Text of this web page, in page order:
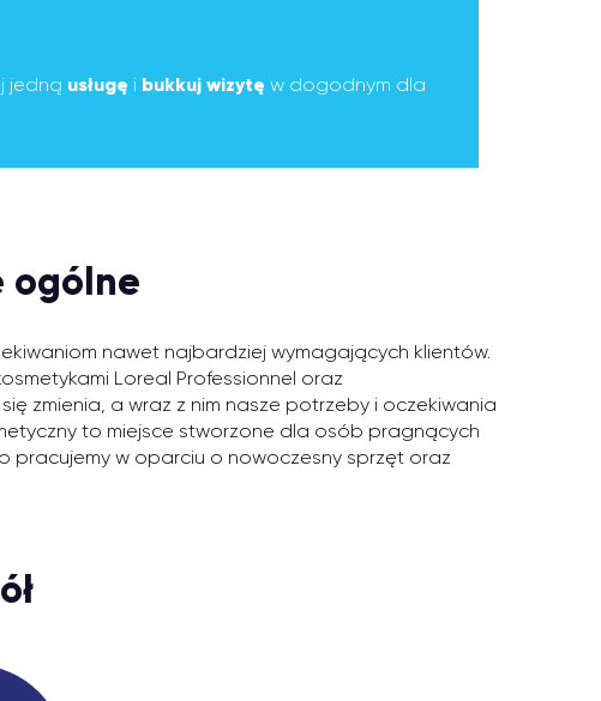
jedną usługę i bukkuj wizytę w dogodnym dla
ogólne
nawet najbardziej wymagających klientów.
Loreal Professionnel oraz
zmienia, a wraz z nim nasze potrzeby i oczekiwania
to miejsce stworzone dla osób pragnących
pracujemy w oparciu o nowoczesny sprzęt oraz